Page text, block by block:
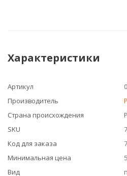
Характеристики
Артикул
Производитель
Страна происхождения
SKU
Код для заказа
Минимальная цена
Вид